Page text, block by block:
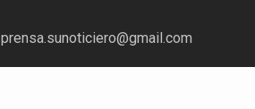
prensa.sunoticiero@gmail.com